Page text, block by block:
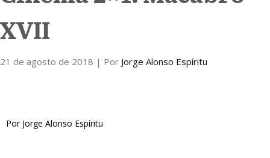
Colaboradores
Internacional
Cultura
XVII
21 de agosto de 2018 | Por Jorge Alonso Espíritu
Por Jorge Alonso Espíritu